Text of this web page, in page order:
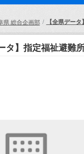
県 総合企画部 【全県デー
タ】指定福祉避難